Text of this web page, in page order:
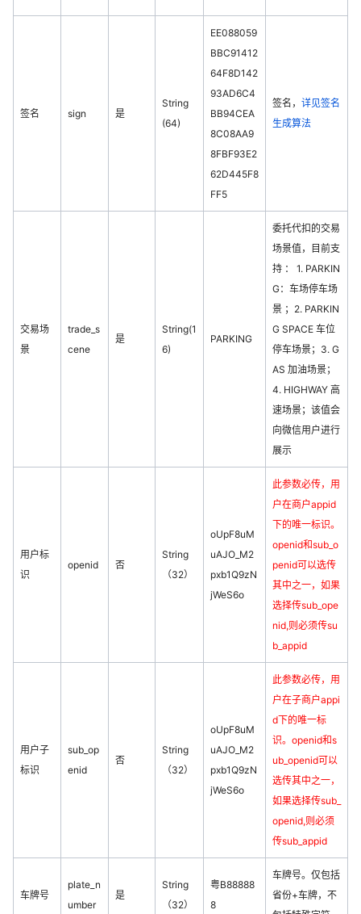
签名 sign 是
String
(64)
EE088059
BBC91412
64F8D142
93AD6C4
BB94CEA
8C08AA9
8FBF93E2
62D445F8
FF5
签名， 详见签名
生成算法
交易场
景
trade_s
cene
是
String(1
6)
PARKING
委托代扣的交易
场景值，目前支
持 ： 1. PARKIN
G：车场停车场
景 ；2. PARKIN
G SPACE 车位
停车场景；3. G
AS 加油场景；
4. HIGHWAY 高
速场景；该值会
向微信用户进行
展示
用户标
识
openid 否
String
（32）
oUpF8uM
uAJO_M2
pxb1Q9zN
jWeS6o
此参数必传，用
户在商户appid
下的唯一标识。
openid和sub_o
penid可以选传
其中之一，如果
选择传sub_ope
nid,则必须传su
b_appid
用户子
标识
sub_op
enid
否
String
（32）
oUpF8uM
uAJO_M2
pxb1Q9zN
jWeS6o
此参数必传，用
户在子商户appi
d下的唯一标
识。openid和s
ub_openid可以
选传其中之一，
如果选择传sub_
openid,则必须
传sub_appid
车牌号
plate_n
umber
是
String
（32）
粤B88888
8
车牌号。仅包括
省份+车牌，不